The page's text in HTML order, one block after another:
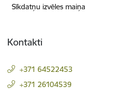
Sīkdatņu izvēles maiņa
Kontakti
+371 64522453
+371 26104539